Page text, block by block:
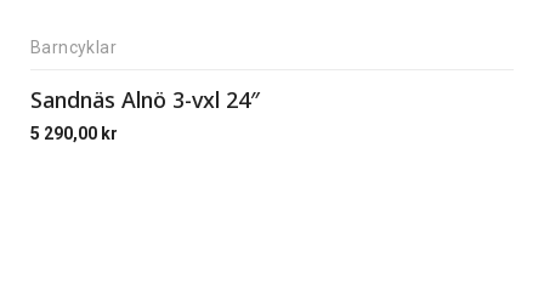
Barncyklar
Sandnäs Alnö 3-vxl 24″
5 290,00 kr